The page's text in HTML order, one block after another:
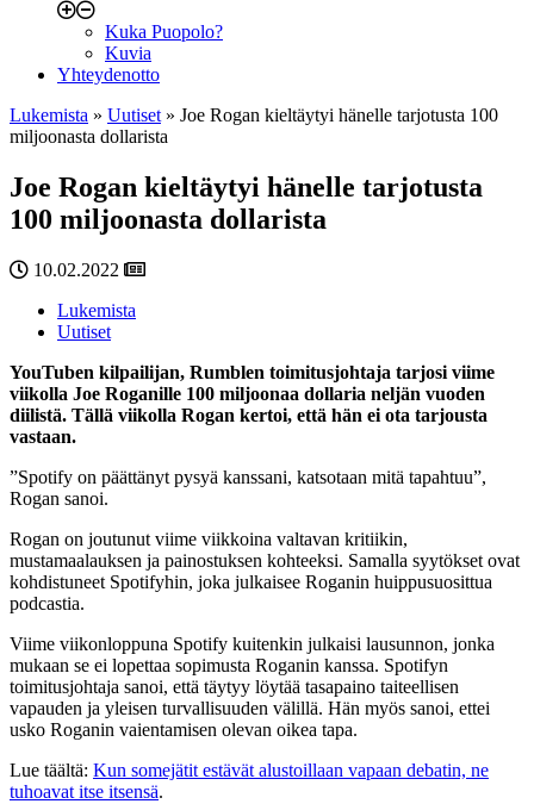
Kuka Puopolo?
Kuvia
Yhteydenotto
Lukemista » Uutiset » Joe Rogan kieltäytyi hänelle tarjotusta 100
miljoonasta dollarista
Joe Rogan kieltäytyi hänelle tarjotusta
100 miljoonasta dollarista
10.02.2022
Lukemista
Uutiset
YouTuben kilpailijan, Rumblen toimitusjohtaja tarjosi viime
viikolla Joe Roganille 100 miljoonaa dollaria neljän vuoden
diilistä. Tällä viikolla Rogan kertoi, että hän ei ota tarjousta
vastaan.
”Spotify on päättänyt pysyä kanssani, katsotaan mitä tapahtuu”,
Rogan sanoi.
Rogan on joutunut viime viikkoina valtavan kritiikin,
mustamaalauksen ja painostuksen kohteeksi. Samalla syytökset ovat
kohdistuneet Spotifyhin, joka julkaisee Roganin huippusuosittua
podcastia.
Viime viikonloppuna Spotify kuitenkin julkaisi lausunnon, jonka
mukaan se ei lopettaa sopimusta Roganin kanssa. Spotifyn
toimitusjohtaja sanoi, että täytyy löytää tasapaino taiteellisen
vapauden ja yleisen turvallisuuden välillä. Hän myös sanoi, ettei
usko Roganin vaientamisen olevan oikea tapa.
Lue täältä: Kun somejätit estävät alustoillaan vapaan debatin, ne
tuhoavat itse itsensä.